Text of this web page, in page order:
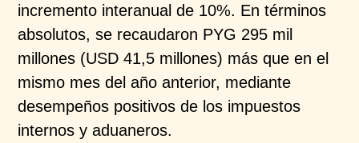
incremento interanual de 10%. En términos
absolutos, se recaudaron PYG 295 mil
millones (USD 41,5 millones) más que en el
mismo mes del año anterior, mediante
desempeños positivos de los impuestos
internos y aduaneros.